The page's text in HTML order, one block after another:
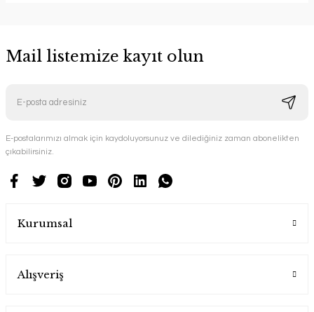
Mail listemize kayıt olun
E-postalarımızı almak için kaydoluyorsunuz ve dilediğiniz zaman abonelikten
çıkabilirsiniz.
Kurumsal
Alışveriş